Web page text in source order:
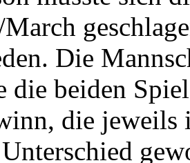
Die
die beiden
die jeweils